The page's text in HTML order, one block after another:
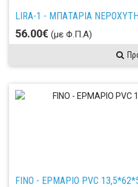
LIRA-1 - ΜΠΑΤΑΡΙΑ ΝΕΡΟΧΥΤΗ
56.00€ (με Φ.Π.Α)
FINO - ΕΡΜΑΡΙΟ PVC